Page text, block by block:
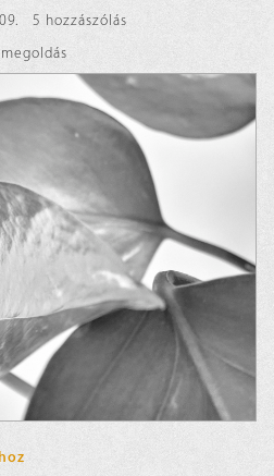
5 hozzászólás